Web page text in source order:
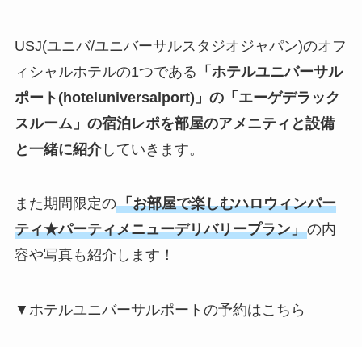
USJ(ユニバ/ユニバーサルスタジオジャパン)のオフ
ィシャルホテルの1つである 「ホテルユニバーサル
ポート(hoteluniversalport)」の「エーゲデラック
スルーム」の宿泊レポを部屋のアメニティと設備
と一緒に紹介していきます。
また期間限定の「お部屋で楽しむハロウィンパー
ティ★パーティメニューデリバリープラン」の内
容や写真も紹介します！
▼ホテルユニバーサルポートの予約はこちら